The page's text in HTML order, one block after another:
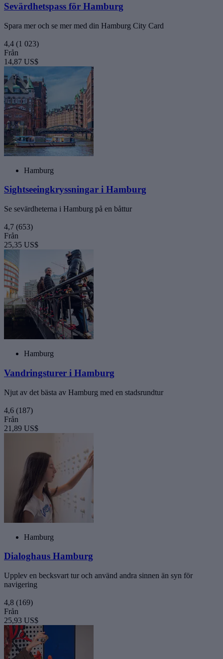
Sevärdhetspass för Hamburg
Spara mer och se mer med din Hamburg City Card
4,4 (1 023)
Från
14,87 US$
Hamburg
Sightseeingkryssningar i Hamburg
Se sevärdheterna i Hamburg på en båttur
4,7 (653)
Från
25,35 US$
Hamburg
Vandringsturer i Hamburg
Njut av det bästa av Hamburg med en stadsrundtur
4,6 (187)
Från
21,89 US$
Hamburg
Dialoghaus Hamburg
Upplev en becksvart tur och använd andra sinnen än syn för
navigering
4,8 (169)
Från
25,93 US$